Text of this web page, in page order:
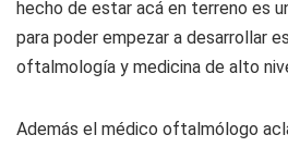
hecho de estar acá en terreno es
para poder empezar a desarrollar
oftalmología y medicina de alto
Además el médico oftalmólogo